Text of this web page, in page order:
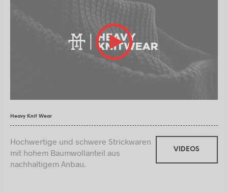
Heavy Knit Wear
Hochwertige und schwere Strickwaren
mit hohem Baumwollanteil aus
nachhaltigem Anbau.
VIDEOS